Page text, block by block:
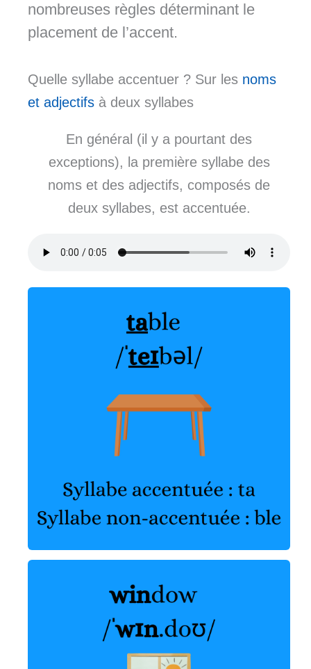
nombreuses règles déterminant le
placement de l’accent.
Quelle syllabe accentuer ? Sur les noms
et adjectifs à deux syllabes
En général (il y a pourtant des
exceptions), la première syllabe des
noms et des adjectifs, composés de
deux syllabes, est accentuée.